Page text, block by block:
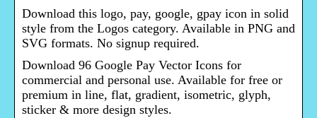
Download this logo, pay, google, gpay icon in solid
style from the Logos category. Available in PNG and
SVG formats. No signup required.
Download 96 Google Pay Vector Icons for
commercial and personal use. Available for free or
premium in line, flat, gradient, isometric, glyph,
sticker & more design styles.